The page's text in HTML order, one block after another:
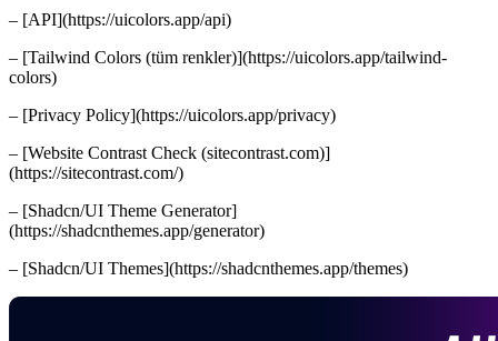
– [API](https://uicolors.app/api)
– [Tailwind Colors (tüm renkler)](https://uicolors.app/tailwind-
colors)
– [Privacy Policy](https://uicolors.app/privacy)
– [Website Contrast Check (sitecontrast.com)]
(https://sitecontrast.com/)
– [Shadcn/UI Theme Generator]
(https://shadcnthemes.app/generator)
– [Shadcn/UI Themes](https://shadcnthemes.app/themes)